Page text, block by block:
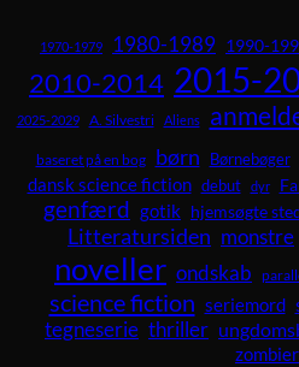
1970-1979 1980-1989 1990-
2010-2014 2015-
2025-2029 A. Silvestri Aliens
baseret på en bog børn Børnebøger
dansk science fiction debut dyr
genfærd gotik hjemsøgte
Litteratursiden monstre
noveller ondskab
science fiction seriemord
tegneserie thriller
zombier